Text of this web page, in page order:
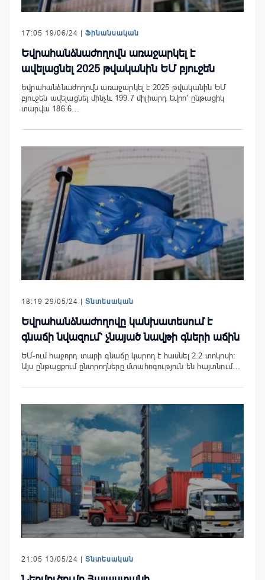
17:05 19/06/24 | Ֆինանսական
Եվրահանձնաժողովն առաջարկել է
ավելացնել 2025 թվականին ԵՄ բյուջեն
Եվրահանձնաժողովն առաջարկել է 2025 թվականին ԵՄ
բյուջեն ավելացնել մինչև 199.7 միլիարդ եվրո՝ ընթացիկ
տարվա 186.6…
18:19 29/05/24 | Տնտեսական
Եվրահանձնաժողովը կանխատեսում է
գնաճի նվազում՝ չնայած նավթի գների աճին
ԵՄ-ում հաջորդ տարի գնաճը կարող է հասնել 2.2 տոկոսի:
Այս ընթացքում ընտրողները մտահոգություն են հայտնում…
21:05 13/05/24 | Տնտեսական